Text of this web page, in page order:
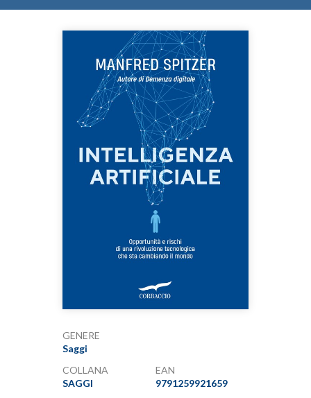
GENERE
Saggi
COLLANA
SAGGI
EAN
9791259921659